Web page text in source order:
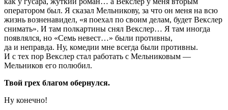
оператором был. Я сказал Мельникову, за что он меня на всю
жизнь возненавидел, «я поехал по своим делам, будет Векслер
снимать». И там полкартины снял Векслер… Я там иногда
появлялся, но «Семь невест…» были противны,
да и неправда. Ну, комедии мне всегда были противны.
И с тех пор Векслер стал работать с Мельниковым —
Мельников его полюбил.
Твой грех благом обернулся.
Ну конечно!